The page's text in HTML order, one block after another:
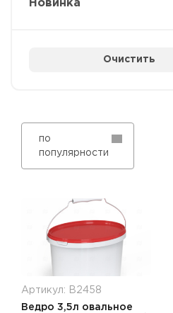
Новинка
Очистить
по
популярности
Артикул: В2458
Ведро 3,5л овальное